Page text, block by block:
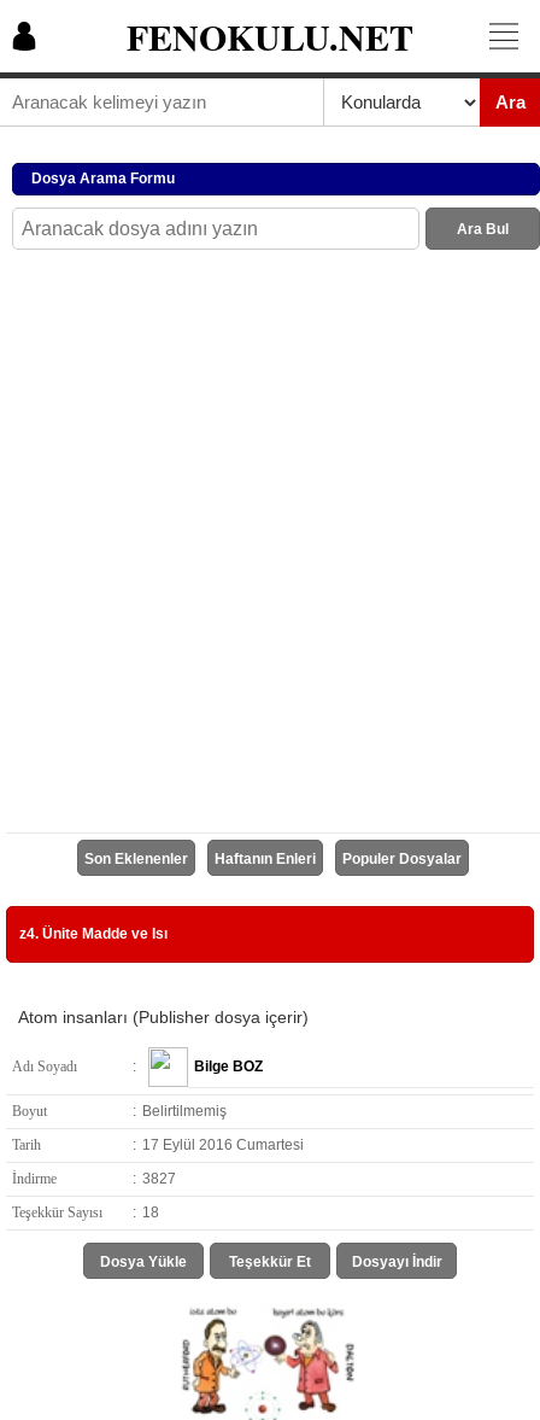
FENOKULU.NET
Ara
Dosya Arama Formu
Ara Bul
Son Eklenenler Haftanın Enleri Populer Dosyalar
z4. Ünite Madde ve Isı
Atom insanları (Publisher dosya içerir)
Adı Soyadı : Bilge BOZ
Boyut : Belirtilmemiş
Tarih
: 17 Eylül 2016 Cumartesi
İndirme
: 3827
Teşekkür Sayısı
: 18
Dosya Yükle Teşekkür Et Dosyayı İndir